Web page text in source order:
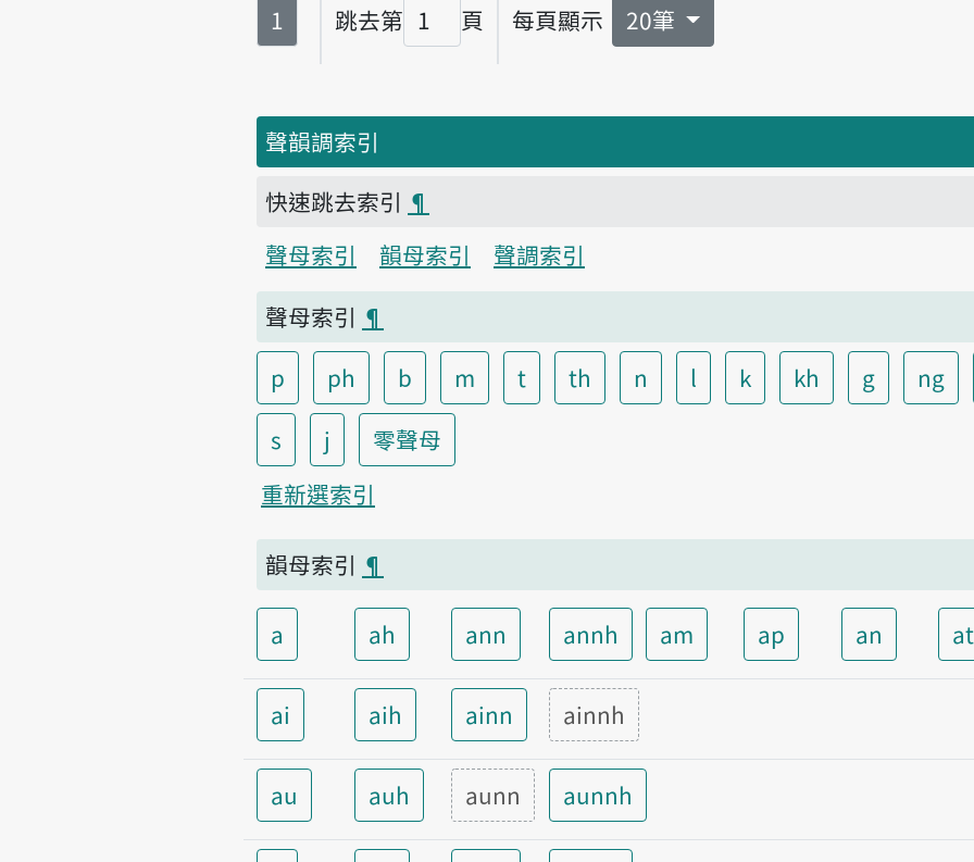
第
1 跳去第
頁碼
頁 每頁顯示 20筆
聲韻調索引
快速跳去索引 ¶
聲母索引
韻母索引
聲調索引
聲母索引 ¶
p
ph b m t th n l k kh g ng
s
j
零聲母
重新選索引
韻母索引 ¶
a ah ann annh am ap an at
ai aih ainn ainnh
au auh aunn aunnh